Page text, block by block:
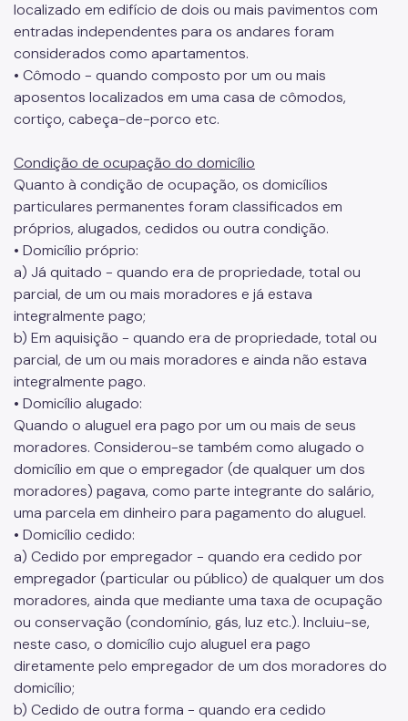
localizado em edifício de dois ou mais pavimentos com
entradas independentes para os andares foram
considerados como apartamentos.
• Cômodo - quando composto por um ou mais
aposentos localizados em uma casa de cômodos,
cortiço, cabeça-de-porco etc.
Condição de ocupação do domicílio
Quanto à condição de ocupação, os domicílios
particulares permanentes foram classificados em
próprios, alugados, cedidos ou outra condição.
• Domicílio próprio:
a) Já quitado - quando era de propriedade, total ou
parcial, de um ou mais moradores e já estava
integralmente pago;
b) Em aquisição - quando era de propriedade, total ou
parcial, de um ou mais moradores e ainda não estava
integralmente pago.
• Domicílio alugado:
Quando o aluguel era pago por um ou mais de seus
moradores. Considerou-se também como alugado o
domicílio em que o empregador (de qualquer um dos
moradores) pagava, como parte integrante do salário,
uma parcela em dinheiro para pagamento do aluguel.
• Domicílio cedido:
a) Cedido por empregador - quando era cedido por
empregador (particular ou público) de qualquer um dos
moradores, ainda que mediante uma taxa de ocupação
ou conservação (condomínio, gás, luz etc.). Incluiu-se,
neste caso, o domicílio cujo aluguel era pago
diretamente pelo empregador de um dos moradores do
domicílio;
b) Cedido de outra forma - quando era cedido